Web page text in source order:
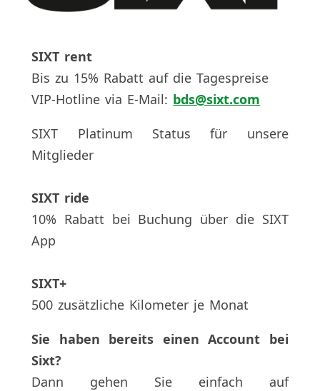
SIXT rent
Bis zu 15% Rabatt auf die Tagespreise
VIP-Hotline via E-Mail: bds@sixt.com
SIXT Platinum Status für unsere
Mitglieder
SIXT ride
10% Rabatt bei Buchung über die SIXT
App
SIXT+
500 zusätzliche Kilometer je Monat
Sie haben bereits einen Account bei
Sixt?
Dann gehen Sie einfach auf